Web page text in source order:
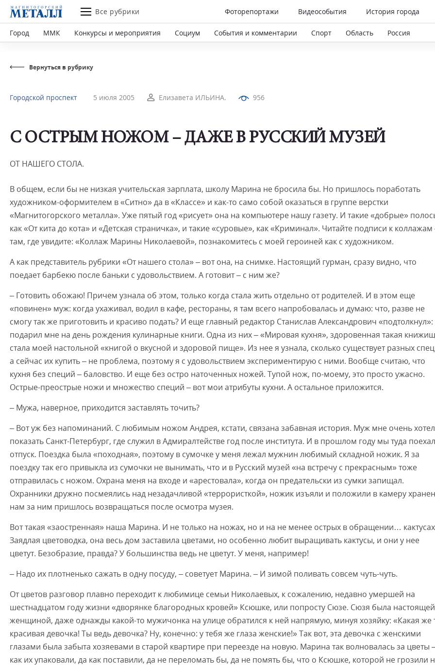
Все рубрики Фоторепортажи Видеособытия История города
Город ММК Конкурсы и мероприятия Социум События и комментарии Спорт Область Россия
Вернуться в рубрику
Городской проспект 5 июля 2005 Елизавета ИЛЬИНА. 956
С ОСТРЫМ НОЖОМ – ДАЖЕ В РУССКИЙ МУЗЕЙ
ОТ НАШЕГО СТОЛА.
В общем, если бы не низкая учительская зарплата, школу Марина не бросила бы. Но пришлось поработать
художником-оформителем в «Ситно» да в «Классе» и как-то само собой оказаться в группе верстки
«Магнитогорского металла». Уже пятый год «рисует» она на компьютере нашу газету. И такие «добрые»
как «От кита до кота» и «Детская страничка», и такие «суровые», как «Криминал». Читайте подписи к коллажам
там, где увидите: «Коллаж Марины Николаевой», познакомитесь с моей героиней как с художником.
А как представитель рубрики «От нашего стола» – вот она, на снимке. Настоящий гурман, сразу видно, что
поедает барбекю после баньки с удовольствием. А готовит – с ним же?
– Готовить обожаю! Причем узнала об этом, только когда стала жить отдельно от родителей. И в этом еще
«повинен» муж: когда ухаживал, водил в кафе, рестораны, я там всего напробовалась и думаю: что, разве не
смогу так же приготовить и красиво подать? И еще главный редактор Станислав Александрович «подтолкнул»:
подарил мне на день рождения кулинарные книги. Одна из них – «Мировая кухня», здоровенная такая
стала моей настольной «книгой о вкусной и здоровой пище». Из нее я узнала, сколько существует разных
а сейчас их купить – не проблема, поэтому я с удовольствием экспериментирую с ними. Вообще считаю, что
кухня без специй – баловство. И еще без остро наточенных ножей. Тупой нож, по-моему, это просто ужасно.
Острые-преострые ножи и множество специй – вот мои атрибуты кухни. А остальное приложится.
– Мужа, наверное, приходится заставлять точить?
– Вот уж без напоминаний. С любимым ножом Андрея, кстати, связана забавная история. Муж мне очень хотел
показать Санкт-Петербург, где служил в Адмиралтействе год после института. И в прошлом году мы туда
отпуск. Поездка была «походная», поэтому в сумочке у меня лежал мужнин любимый складной ножик. Я за
поездку так его привыкла из сумочки не вынимать, что и в Русский музей «на встречу с прекрасным» тоже
отправилась с ножом. Охрана меня на входе и «арестовала», когда он предательски из сумки запищал.
Охранники дружно посмеялись над незадачливой «террористкой», ножик изъяли и положили в камеру
нам за ним пришлось возвращаться после осмотра музея.
Вот такая «заостренная» наша Марина. И не только на ножах, но и на не менее острых в обращении…
Заядлая цветоводка, она весь дом заставила цветами, но особенно любит выращивать кактусы, и они у нее
цветут. Безобразие, правда? У большинства ведь не цветут. У меня, например!
– Надо их плотненько сажать в одну посуду, – советует Марина. – И зимой поливать совсем чуть-чуть.
От цветов разговор плавно переходит к любимице семьи Николаевых, к сожалению, недавно умершей на
шестнадцатом году жизни «дворянке благородных кровей» Ксюшке, или попросту Сюзе. Сюзя была настоящей
женщиной, даже однажды какой-то мужичонка на улице обратился к ней напрямую, минуя хозяйку: «Какая же
красивая девочка! Ты ведь девочка? Ну, конечно: у тебя же глаза женские!» Так вот, эта девочка с женскими
глазами была забыта хозяевами в старой квартире при переезде на новую. Марина так волновалась за цветы
как их упаковали, да как поставили, да не переломать бы, да не помять бы, что о Ксюшке, которой не грозили